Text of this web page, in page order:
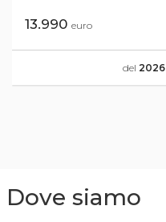
13.990 euro
del 2026
Dove siamo